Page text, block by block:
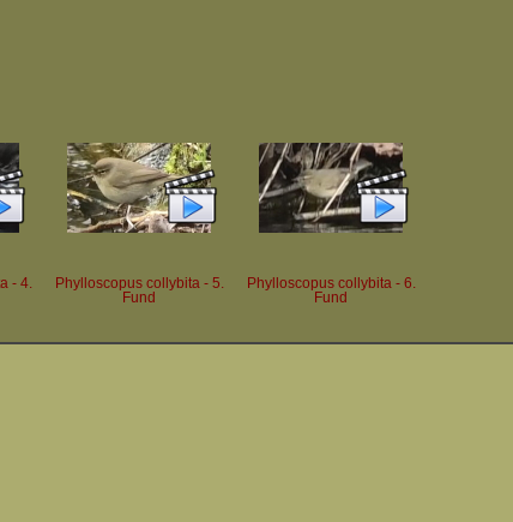
- 4.
Phylloscopus collybita - 5.
Fund
Phylloscopus collybita - 6.
Fund